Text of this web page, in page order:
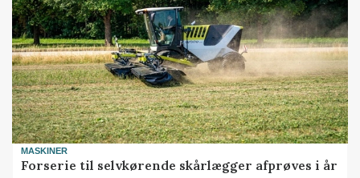
MASKINER
Forserie til selvkørende skårlægger afprøves i år